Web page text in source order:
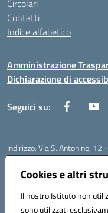
Cookies e altri
Il nostro Istituto non
sono utilizzati
Circolari
Contatti
Indice alfabetico
Amministrazione
Dichiarazione di
Seguici su:
Indirizzo:Via S. Antonino, 12
Centralino:
Posta elettronica certificata
Codice fiscale:
Codice meccanografico: